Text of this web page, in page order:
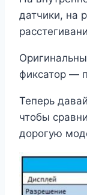
датчики, на
фиксатор —
Теперь
чтобы
дорогую